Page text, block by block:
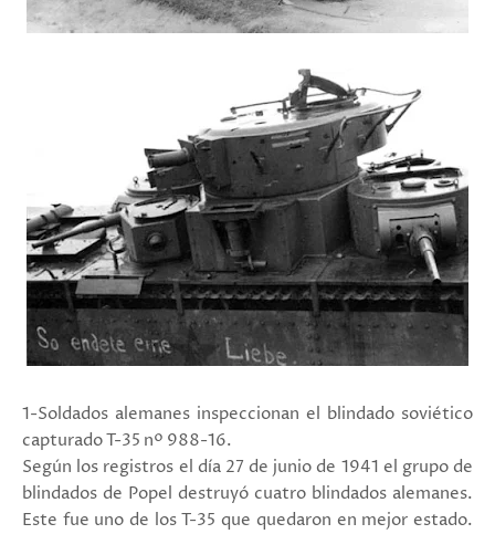
1-Soldados alemanes inspeccionan el blindado soviético
capturado T-35 nº 988-16.
Según los registros el día 27 de junio de 1941 el grupo de
blindados de Popel destruyó cuatro blindados alemanes.
Este fue uno de los T-35 que quedaron en mejor estado.